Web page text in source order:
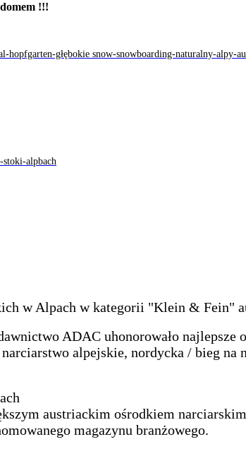
!!!
w Alpach w kategorii "Klein & Fein"
ADAC uhonorowało najlepsze
alpejskie, nordycka / bieg na
austriackim ośrodkiem
magazynu branżowego.